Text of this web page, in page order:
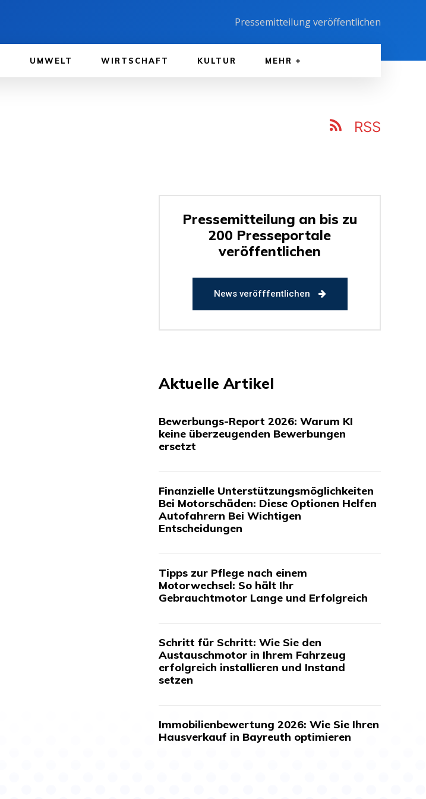
Pressemitteilung veröffentlichen
UMWELT WIRTSCHAFT KULTUR MEHR
RSS
Pressemitteilung an bis zu
200 Presseportale
veröffentlichen
News veröfffentlichen
Aktuelle Artikel
Bewerbungs-Report 2026: Warum KI
keine überzeugenden Bewerbungen
ersetzt
Finanzielle Unterstützungsmöglichkeiten
Bei Motorschäden: Diese Optionen Helfen
Autofahrern Bei Wichtigen
Entscheidungen
Tipps zur Pflege nach einem
Motorwechsel: So hält Ihr
Gebrauchtmotor Lange und Erfolgreich
Schritt für Schritt: Wie Sie den
Austauschmotor in Ihrem Fahrzeug
erfolgreich installieren und Instand
setzen
Immobilienbewertung 2026: Wie Sie Ihren
Hausverkauf in Bayreuth optimieren